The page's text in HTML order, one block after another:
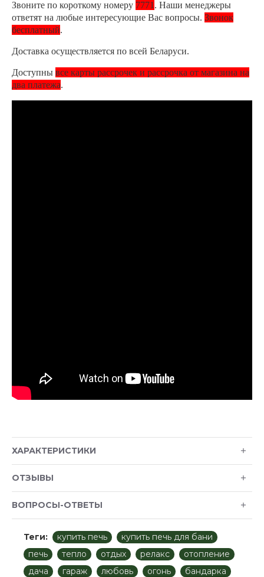
Звоните по короткому номеру 7771. Наши менеджеры
ответят на любые интересующие Вас вопросы. Звонок
бесплатный.
Доставка осуществляется по всей Беларуси.
Доступны все карты рассрочек и рассрочка от магазина на
два платежа.
ХАРАКТЕРИСТИКИ
ОТЗЫВЫ
ВОПРОСЫ-ОТВЕТЫ
Теги: купить печь
купить печь для бани
печь
тепло отдых релакс
отопление
дача
гараж любовь огонь
бандарка